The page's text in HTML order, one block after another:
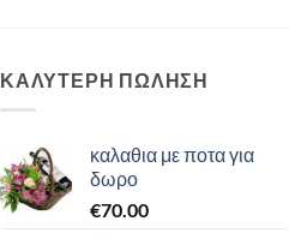
ΚΑΛΥΤΕΡΗ ΠΩΛΗΣΗ
καλαθια με ποτα για
δωρο
€70.00